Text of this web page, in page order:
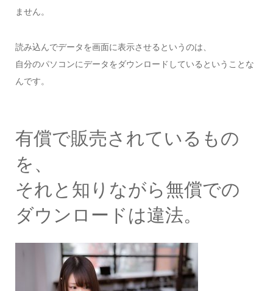
ません。
読み込んでデータを画面に表示させるというのは、
自分のパソコンにデータをダウンロードしているということな
んです。
有償で販売されているもの
を、
それと知りながら無償での
ダウンロードは違法。